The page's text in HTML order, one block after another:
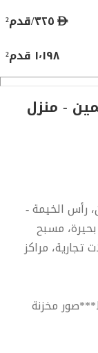
د
ه
م
٣٢٥/قدم²
١٬١٩٨ قدم²
- منزل
رأس الخيمة -
مسبح
مراكز
فقط***صور مخزنة